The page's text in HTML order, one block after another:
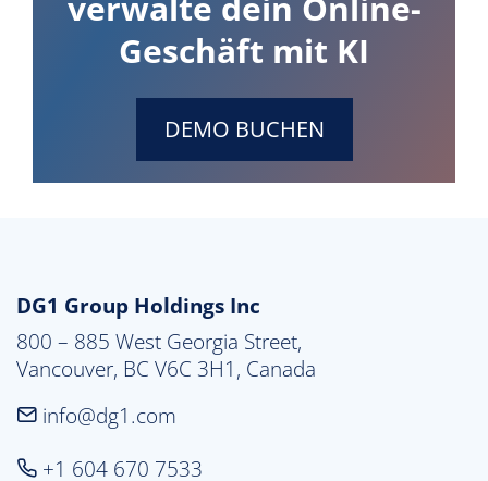
Geschäft mit KI
DEMO BUCHEN
DG1 Group Holdings Inc
800 – 885 West Georgia Street,
Vancouver, BC V6C 3H1, Canada
info@dg1.com
+1 604 670 7533